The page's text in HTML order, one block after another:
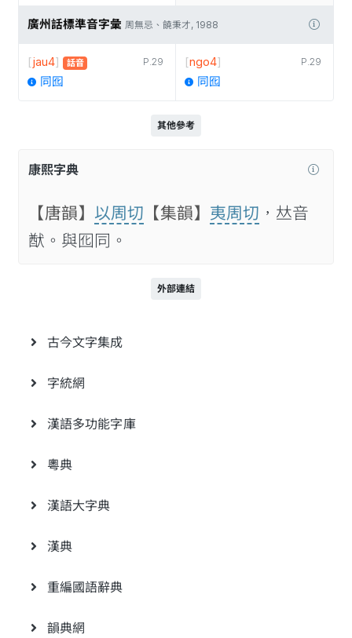
廣州話標準音字彙 周無忌、饒秉才, 1988
P.29
[jau4] 話音
同囮
P.29
[ngo4]
同囮
其他參考
康熙字典
【唐韻】 以周切 【集韻】 夷周切 ，𠀤音
猷。與囮同。
外部連結
古今文字集成
字統網
漢語多功能字庫
粵典
漢語大字典
漢典
重編國語辭典
韻典網